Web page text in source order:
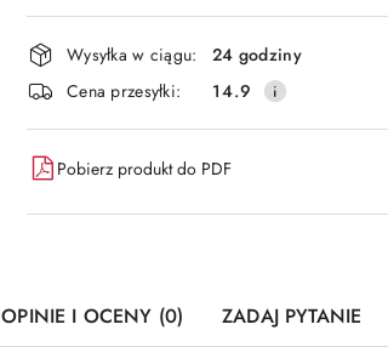
Dostępność
i
dostawa
Wysyłka w ciągu:
24 godziny
Cena przesyłki:
14.9
Pobierz produkt do PDF
OPINIE I OCENY (0) ZADAJ PYTANIE